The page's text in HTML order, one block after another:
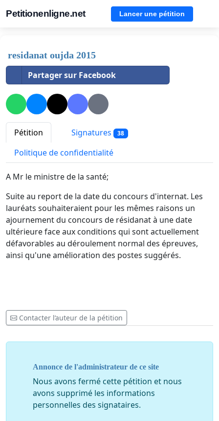
Petitionenligne.net Lancer une pétition
residanat oujda 2015
Partager sur Facebook
Pétition Signatures 38
Politique de confidentialité
A Mr le ministre de la santé;
Suite au report de la date du concours d'internat. Les
lauréats souhaiteraient pour les mêmes raisons un
ajournement du concours de résidanat à une date
ultérieure face aux conditions qui sont actuellement
défavorables au déroulement normal des épreuves,
ainsi qu'une amélioration des postes suggérés.
Contacter l’auteur de la pétition
Annonce de l'administrateur de ce site
Nous avons fermé cette pétition et nous
avons supprimé les informations
personnelles des signataires.